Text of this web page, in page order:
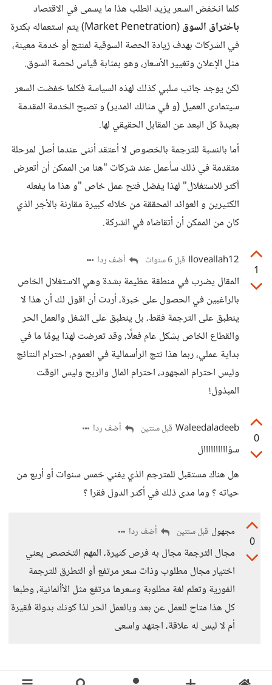
كلما انخفض السعر يزيد الطلب هذا ما يسمى في الاقتصاد
باختراق السوق
(Market Penetration) يتم استعماله بكثرة
في الشركات بهدف زيادة الحصة السوقية لمنتج أو خدمة معينة،
مثل الإعلان وتغيير الأسعار، وهو بمثابة قياس لحصة السوق.
لكن يوجد جانب سلبي كذلك لهذه السياسة فكلما خفضت السعر
سيتمادى العميل (و في مثالك المدير) و تصبح الخدمة المقدمة
بعيدة كل البعد عن المقابل الحقيقي لها.
أما بالنسبة للترجمة بالخصوص لا أعتقد أننى عندما أصل لمرحلة
متقدمة في ذلك سأعمل عند شركات "هنا من الممكن أن أتعرض
أكثر للاستغلال" لهذا يفضل فتح عمل خاص "و هذا ما يفعله
الكثيرين و العوائد المحققة من خلاله كبيرة مقارنة بالأجر الذي
كان من الممكن أن أتقاضاه في الشركة.
1
Iloveallah12 قبل 6 سنوات أضف ردا
المقال يضرب في منطقة عظيمة بشدة وهي الاستغلال الخاص
بالراغبين في الحصول على خبرة، أردت أن اقول لك أن هذا لا
ينطبق على الترجمة فقط، بل ينطبق على الشغل والعمل الحر
والقطاع الخاص بشكل عام فعلًا، وقد تعرضت لهذا يومًا ما في
بداية عملي، ربما هذا نتج الرأسمالية في العموم، احترام النتائج
وليس احترام المجهود، احترام المال والربح وليس الوقت
المبذول!
0
Waleedaladeeb قبل سنتين أضف ردا
سؤاااااااااال
هل هناك مستقبل للمترجم الذي يفني خمس سنوات أو أربع من
حياته ؟ وما مدى ذلك في أكثر الدول فقرا ؟
0
مجهول قبل سنتين أضف ردا
مجال الترجمة مجال به فرص كثيرة، المهم التخصص يعني
اختيار مجال مطلوب وذات سعر مرتفع أو التطرق للترجمة
الفورية وتعلم لغة مطلوبة وسعرها مرتفع مثل الأألمانية، وطبعا
كل هذا متاح للعمل عن بعد وبالعمل الحر لذا كونك بدولة فقيرة
أم لا ليس له علاقة، اجتهد واسعى